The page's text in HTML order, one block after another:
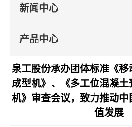
新闻中心
产品中心
泉工股份承办团体标准《
成型机》、《多工位混凝
机》审查会议，致力推动
值发展